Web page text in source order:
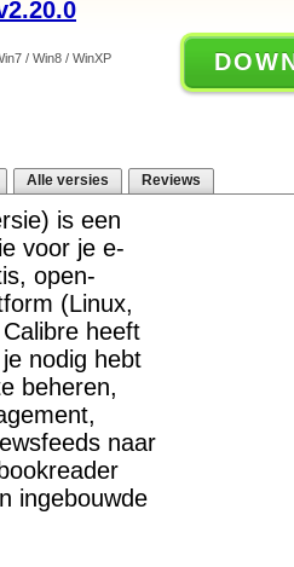
/ Win8 / WinXP
Alle versies Reviews
is een
voor je e-
open-
(Linux,
heeft
nodig hebt
beheren,
naar
ingebouwde